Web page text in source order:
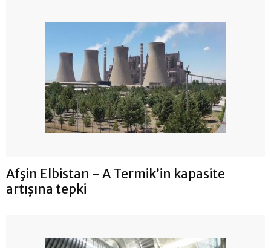
Afşin Elbistan - A Termik’in kapasite
artışına tepki